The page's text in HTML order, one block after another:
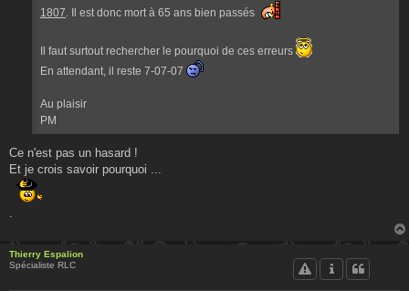
1807 . Il est donc mort à 65 ans bien passés
Il faut surtout rechercher le pourquoi de ces erreurs
En attendant, il reste 7-07-07
Au plaisir
PM
Ce n'est pas un hasard !
Et je crois savoir pourquoi ...
.
Thierry Espalion
Spécialiste RLC